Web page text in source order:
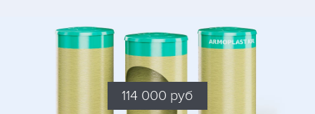
114 000 руб